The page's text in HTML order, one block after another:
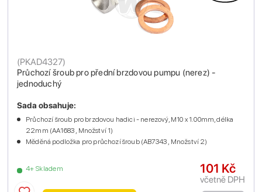
Průchozí šroub pro přední brzdovou pumpu (nerez) -
jednoduchý
(PKAD4327)
4+ Skladem
Sada obsahuje:
Průchozí šroub pro brzdovou hadici - nerezový, M10 x 1.00mm, délka
22mm (AA1683 , Množství 1)
Měděná podložka pro průchozí šroub (AB7343 , Množství 2)
101 Kč
včetně DPH